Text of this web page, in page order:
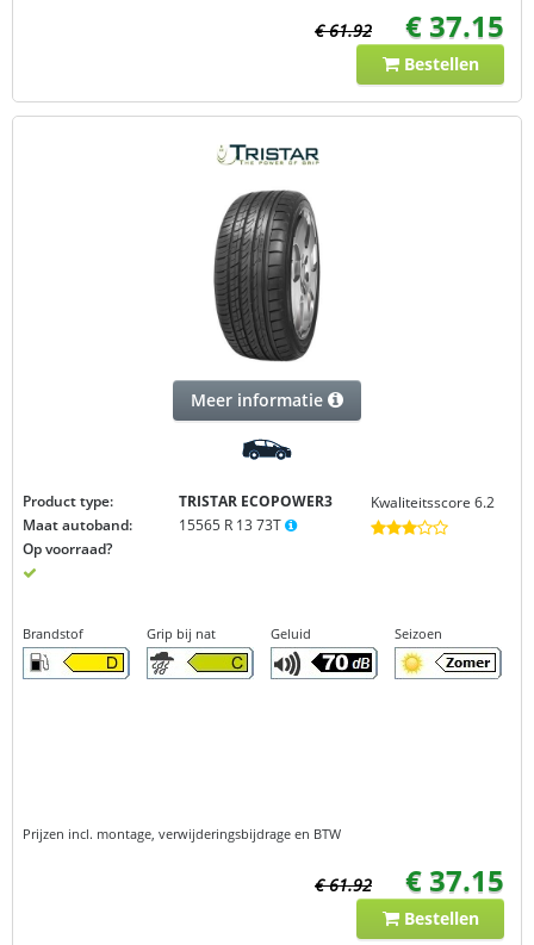
€ 61.92 € 37.15
Bestellen
Meer informatie
Product type:
TRISTAR ECOPOWER3
Maat autoband:
15565 R 13 73T
Op voorraad?
Kwaliteitsscore 6.2
Brandstof Grip bij nat Geluid Seizoen
Prijzen incl. montage, verwijderingsbijdrage en BTW
€ 61.92 € 37.15
Bestellen